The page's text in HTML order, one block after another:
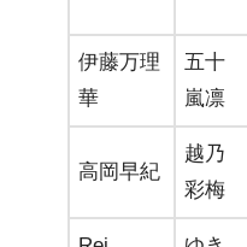
伊藤万理
華
五十
嵐凛
高岡早紀
越乃
彩梅